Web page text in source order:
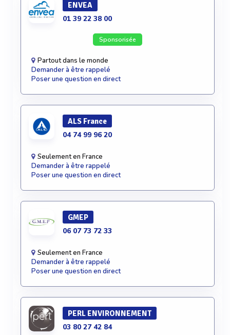
ENVEA
01 39 22 38 00
Sponsorisée
Partout dans le monde
Demander à être rappelé
Poser une question en direct
ALS France
04 74 99 96 20
Seulement en France
Demander à être rappelé
Poser une question en direct
GMEP
06 07 73 72 33
Seulement en France
Demander à être rappelé
Poser une question en direct
PERL ENVIRONNEMENT
03 80 27 42 84